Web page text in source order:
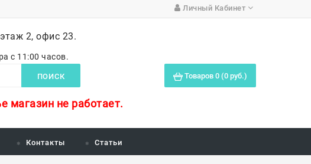
Личный Кабинет
2, офис 23.
с 11:00 часов.
ПОИСК Товаров 0 (0 руб.)
магазин не работает.
Контакты Статьи